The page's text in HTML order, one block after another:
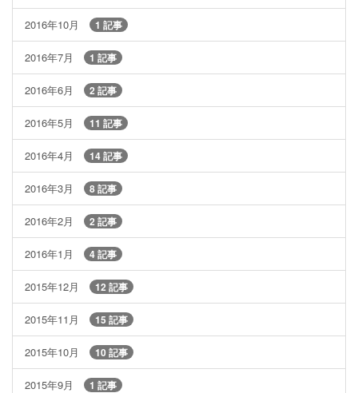
2016年10月 1 記事
2016年7月 1 記事
2016年6月 2 記事
2016年5月 11 記事
2016年4月 14 記事
2016年3月 8 記事
2016年2月 2 記事
2016年1月 4 記事
2015年12月 12 記事
2015年11月 15 記事
2015年10月 10 記事
2015年9月 1 記事